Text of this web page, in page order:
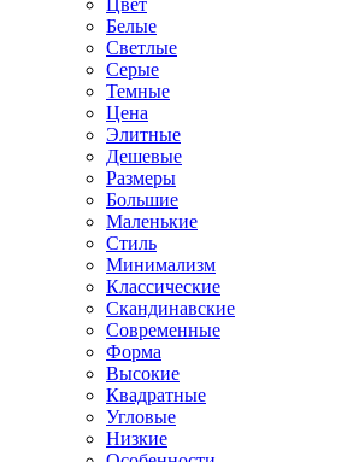
Цвет
Белые
Светлые
Серые
Темные
Цена
Элитные
Дешевые
Размеры
Большие
Маленькие
Стиль
Минимализм
Классические
Скандинавские
Современные
Форма
Высокие
Квадратные
Угловые
Низкие